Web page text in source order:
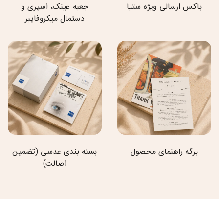
باکس ارسالی ویژه ستیا
جعبه عینک، اسپری و
دستمال میکروفایبر
برگه راهنمای محصول
بسته بندی عدسی (تضمین
اصالت)